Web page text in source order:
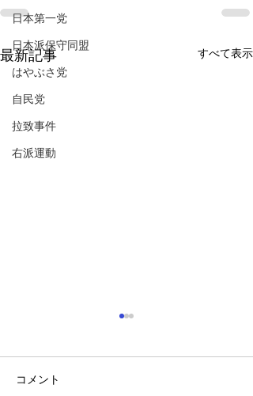
日本第一党
日本派保守同盟
はやぶさ党
自民党
拉致事件
右派運動
最新記事 すべて表示
コメント